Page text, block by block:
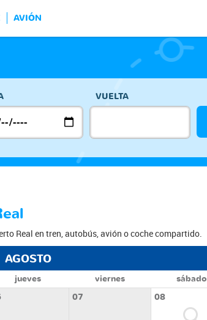
AVIÓN
VUELTA
Real en tren, autobús, avión o coche compartido.
AGOSTO
jueves viernes sábado
07 08